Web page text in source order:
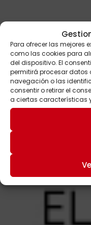
Para ofrecer las mejores
como las cookies para
del dispositivo. El
permitirá procesar
navegación o las
consentir o retirar el
a ciertas características